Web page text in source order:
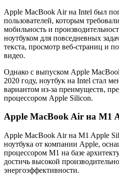
Apple MacBook Air на Intel был
пользователей, которым
мобильность и
ноутбуком для повседневных
текста, просмотр веб-страниц и
видео.
Однако с выпуском Apple
2020 году, ноутбук на Intel стал
вариантом из-за преимуществ,
процессором Apple Silicon.
Apple MacBook Air на M1
Apple MacBook Air на M1 Apple
ноутбука от компании Apple,
процессором M1 на базе
достичь высокой
энергоэффективности.